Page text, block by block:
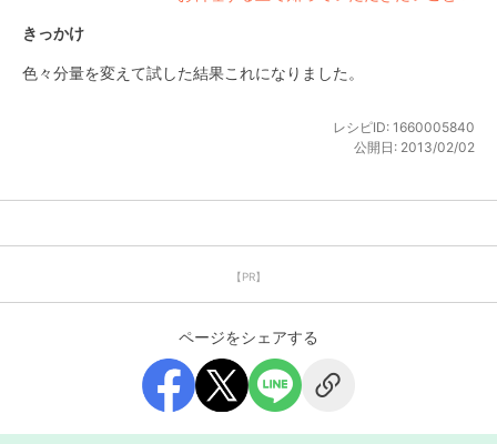
きっかけ
色々分量を変えて試した結果これになりました。
レシピID: 1660005840
公開日: 2013/02/02
【PR】
ページをシェアする